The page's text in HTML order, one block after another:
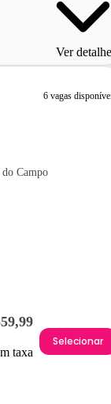
Ver
6 vagas
Campo
taxa
Selecionar